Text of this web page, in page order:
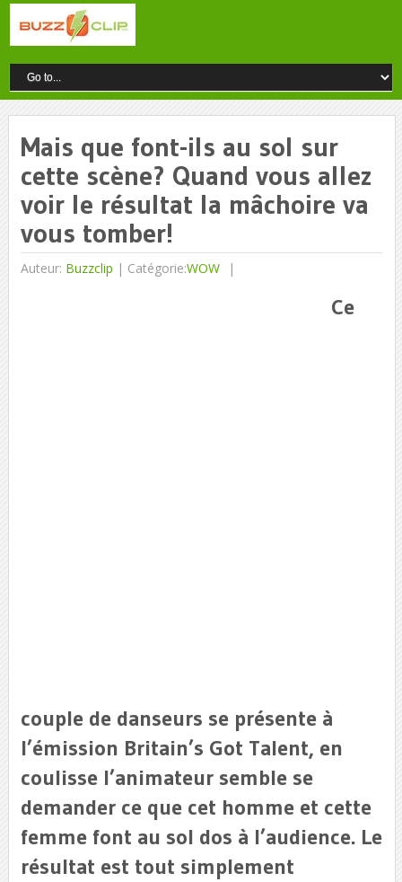
Mais que font-ils au sol sur
cette scène? Quand vous allez
voir le résultat la mâchoire va
vous tomber!
Auteur: Buzzclip | Catégorie:WOW
Ce
couple de danseurs se présente à
l’émission Britain’s Got Talent, en
coulisse l’animateur semble se
demander ce que cet homme et cette
femme font au sol dos à l’audience. Le
résultat est tout simplement